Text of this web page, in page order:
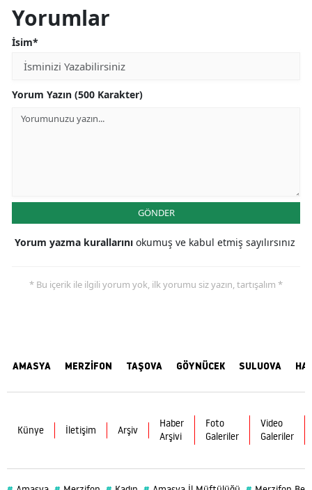
Yorumlar
İsim*
Yorum Yazın (500 Karakter)
GÖNDER
Yorum yazma kurallarını okumuş ve kabul etmiş sayılırsınız
* Bu içerik ile ilgili yorum yok, ilk yorumu siz yazın, tartışalım *
AMASYA MERZİFON TAŞOVA GÖYNÜCEK SULUOVA
Künye İletişim Arşiv
Haber
Arşivi
Foto
Galeriler
Video
Galeriler